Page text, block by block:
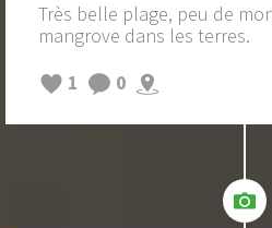
Très belle plage, peu de
mangrove dans les terres.
1
0